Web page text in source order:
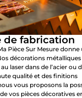
de fabrication
Pièce Sur Mesure
décorations métalliques
laser dans de l’acier ou
qualité et des finitions
vous proposons la
vos pièces décoratives